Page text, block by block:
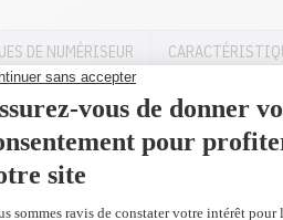
DE NUMÉRISEUR
Laser mono
Noir: 29 ppm
Noir: 6.9 secondes